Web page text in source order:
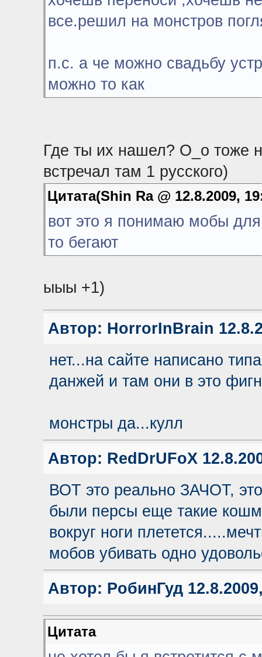
все.решил на монстров
п.с. а че можно свадьбу
можно то как
Где ты их нашел? О_о тоже
встречал там 1 русского)
Цитата(Shin Ra @ 12.8.2009,
вот это я понимаю мобы
то бегают
ыыы +1)
Автор: HorrorInBrain
нет...на сайте написано
данжей и там они в это
монстры да...кулл
Автор: RedDrUFoX
ВОТ это реально ЗАЧОТ,
были персы еще такие
вокруг ноги
мобов убивать одно
Автор: РoбинГуд
Цитата